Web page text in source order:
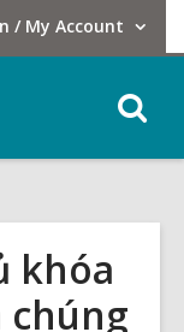
/ My Account
In / My Account.
khóa
chúng